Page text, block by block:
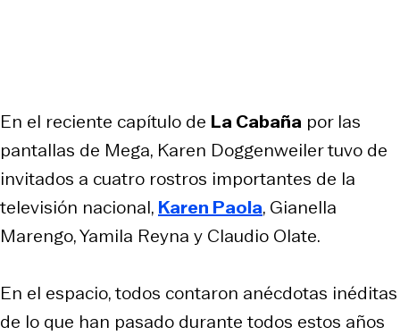
En el reciente capítulo de La Cabaña por las
pantallas de Mega, Karen Doggenweiler tuvo de
invitados a cuatro rostros importantes de la
televisión nacional, Karen Paola, Gianella
Marengo, Yamila Reyna y Claudio Olate.
En el espacio, todos contaron anécdotas inéditas
de lo que han pasado durante todos estos años